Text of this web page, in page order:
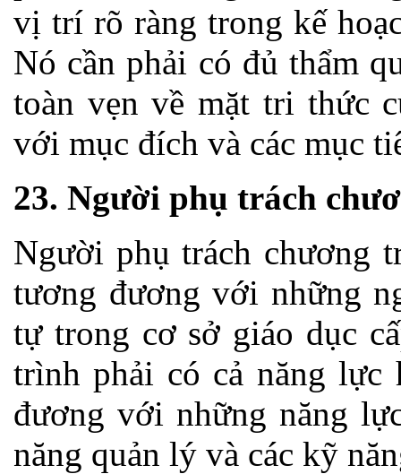
vị trí rõ ràng trong kế
Nó cần phải có đủ thẩm
toàn vẹn về mặt tri thức
với mục đích và các mục
23. Người phụ trách
Người phụ trách chương
tương đương với những
tự trong cơ sở giáo dục
trình phải có cả năng lực
đương với những năng
năng quản lý và các kỹ